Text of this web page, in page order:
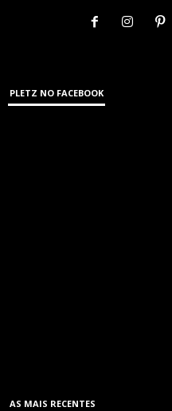
PLETZ NO FACEBOOK
AS MAIS RECENTES